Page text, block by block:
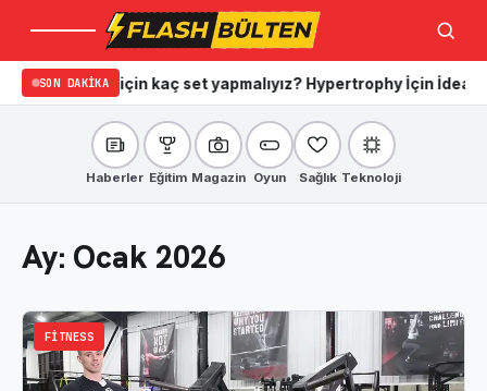
Menü Ara
SON DAKIKA
için kaç set yapmalıyız? Hypertrophy İçin İdeal Set ve
Haberler Eğitim Magazin Oyun Sağlık Teknoloji
Ay: Ocak 2026
FITNESS